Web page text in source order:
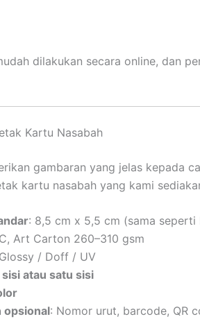
dilakukan secara online, dan
Kartu Nasabah
gambaran yang jelas kepada
kartu nasabah yang kami
: 8,5 cm x 5,5 cm (sama seperti
Art Carton 260–310 gsm
/ Doff / UV
atau satu sisi
opsional: Nomor urut, barcode, QR